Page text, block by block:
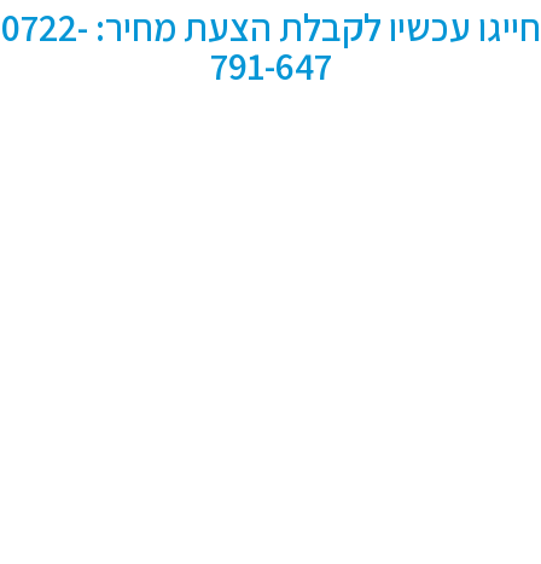
חייגו עכשיו לקבלת הצעת מחיר: 0722-
791-647